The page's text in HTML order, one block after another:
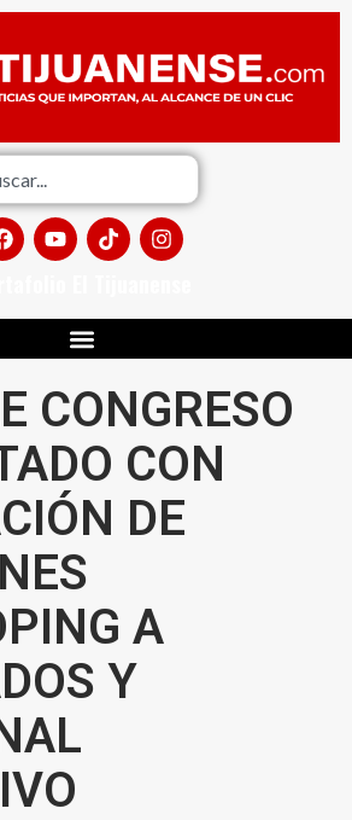
CONGRESO
CON
DE
A
Y